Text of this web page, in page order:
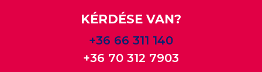
KÉRDÉSE VAN?
+36 66 311 140
+36 70 312 7903